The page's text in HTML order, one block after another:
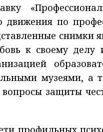
движения по
снимки
к своему делу
музеями, а
защиты
профильных